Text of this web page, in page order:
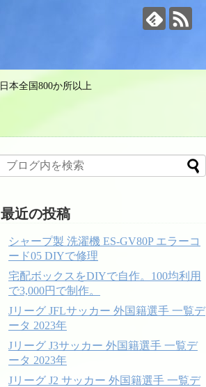
本全国800か所以上
最近の投稿
シャープ製 洗濯機 ES-GV80P エラーコ
ード05 DIYで修理
宅配ボックスをDIYで自作。100均利用
で3,000円で制作。
Jリーグ JFLサッカー 外国籍選手 一覧デ
ータ 2023年
Jリーグ J3サッカー 外国籍選手 一覧デ
ータ 2023年
Jリーグ J2 サッカー 外国籍選手 一覧デ